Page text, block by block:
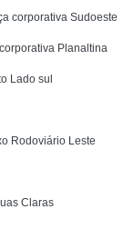
corporativa Sudoeste
Planaltina
Lado sul
Rodoviário Leste
Claras